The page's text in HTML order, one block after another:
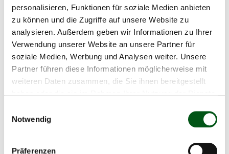
personalisieren, Funktionen für soziale Medien anbieten
zu können und die Zugriffe auf unsere Website zu
analysieren. Außerdem geben wir Informationen zu Ihrer
Verwendung unserer Website an unsere Partner für
soziale Medien, Werbung und Analysen weiter. Unsere
Partner führen diese Informationen möglicherweise mit
weiteren Daten zusammen, die Sie ihnen bereitgestellt
Notwendig
Präferenzen
Et maintenant, le troisième livre est là ! Léa et Ben
rendent visite à Ficelle à l'étable. Nous ne t’en dirons
pas plus pour le moment.
Viens chercher ce nouveau livre lors d'un de nos
événements
le sentier découverte !